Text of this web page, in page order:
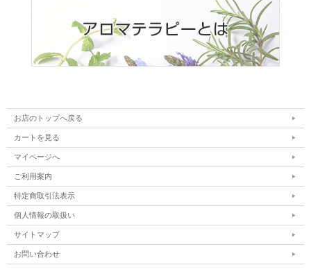
お店のトップへ戻る
カートを見る
マイページへ
ご利用案内
特定商取引法表示
個人情報の取扱い
サイトマップ
お問い合わせ